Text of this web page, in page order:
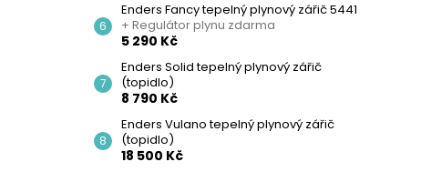
Enders Fancy tepelný plynový zářič 5441
+ Regulátor plynu zdarma
5 290 Kč
Enders Solid tepelný plynový zářič
(topidlo)
8 790 Kč
Enders Vulano tepelný plynový zářič
(topidlo)
18 500 Kč